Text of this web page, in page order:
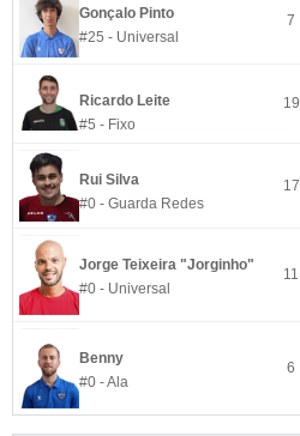
Gonçalo Pinto
#25 - Universal
7
Ricardo Leite
#5 - Fixo
19
Rui Silva
#0 - Guarda Redes
17
Jorge Teixeira "Jorginho"
#0 - Universal
11
Benny
#0 - Ala
6